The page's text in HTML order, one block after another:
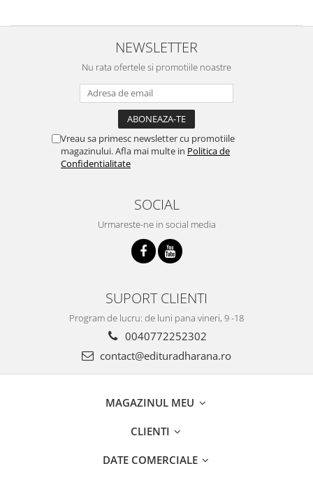
NEWSLETTER
Nu rata ofertele si promotiile noastre
Vreau sa primesc newsletter cu promotiile
magazinului. Afla mai multe in Politica de
Confidentialitate
SOCIAL
Urmareste-ne in social media
SUPORT CLIENTI
Program de lucru: de luni pana vineri, 9 -18
0040772252302
contact@edituradharana.ro
MAGAZINUL MEU
CLIENTI
DATE COMERCIALE